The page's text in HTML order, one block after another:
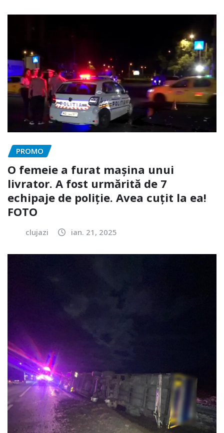
PROMO
O femeie a furat mașina unui
livrator. A fost urmărită de 7
echipaje de poliție. Avea cuțit la ea!
FOTO
clujazi ian. 21, 2025